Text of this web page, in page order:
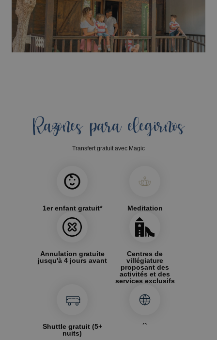
Razones para elegirnos
Transfert gratuit avec Magic
1er enfant gratuit* Meditation
Annulation gratuite
jusqu'à 4 jours avant
Centres de
villégiature
proposant des
activités et des
services exclusifs
Shuttle gratuit (5+
nuits)
´`